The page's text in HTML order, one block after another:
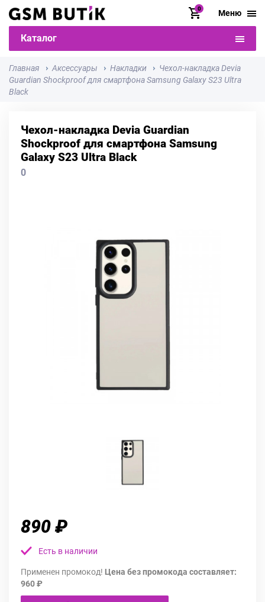
0 Меню
Каталог
Главная Аксессуары Накладки
Чехол-накладка Devia
Guardian Shockproof для смартфона Samsung Galaxy S23 Ultra
Black
Чехол-накладка Devia Guardian
Shockproof для смартфона Samsung
Galaxy S23 Ultra Black
0
890 ₽
Есть в наличии
Применен промокод! Цена без промокода составляет:
960 ₽